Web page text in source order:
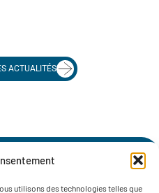
utilisons des technologies telles que
ACTUALITÉS